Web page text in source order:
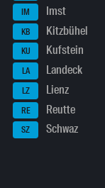
IM Imst
KB Kitzbühel
KU Kufstein
LA Landeck
LZ Lienz
RE Reutte
SZ Schwaz